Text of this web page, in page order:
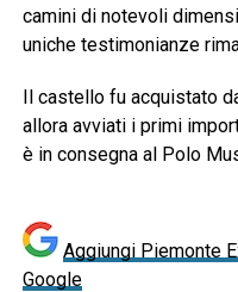
camini di notevoli
uniche testimonianze
Il castello fu acquistato
allora avviati i primi
è in consegna al Polo
Aggiungi Piemonte
Google